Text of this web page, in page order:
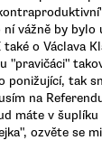
vážně by bylo
o Václava
"pravičáci"
ponižující, tak
na
máte v
ozvěte se